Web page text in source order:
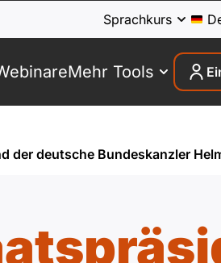
Sprachkurs
Mehr Tools
der deutsche Bundeskanzler